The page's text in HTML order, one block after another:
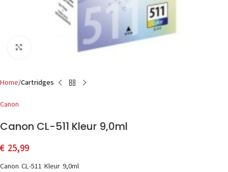
Home Cartridges
Canon
Canon CL-511 Kleur 9,0ml
€ 25,99
Canon CL-511 Kleur 9,0ml